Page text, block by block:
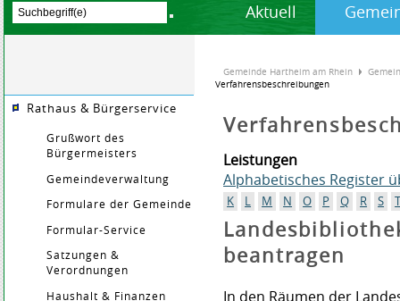
Aktuell
Rathaus & Bürgerservice
Grußwort des
Bürgermeisters
Gemeindeverwaltung
Formulare der Gemeinde
Formular-Service
Satzungen &
Verordnungen
Haushalt & Finanzen
Gemeinde Hartheim am Rhein
Verfahrensbeschreibungen
Leistungen
Alphabetisches Register
K L M N O P Q R S
beantragen
In den Räumen der